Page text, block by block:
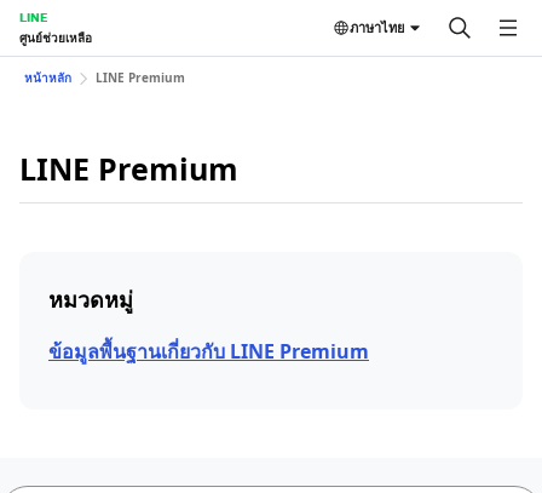
LINE
ศูนย์ช่วยเหลือ
ภาษาไทย
หน้าหลัก LINE Premium
LINE Premium
หมวดหมู่
ข้อมูลพื้นฐานเกี่ยวกับ LINE Premium